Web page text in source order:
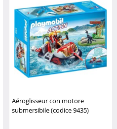
Aéroglisseur con motore
submersibile (codice 9435)